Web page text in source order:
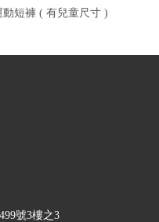
動短褲 ( 有兒童尺寸 )
號3樓之3